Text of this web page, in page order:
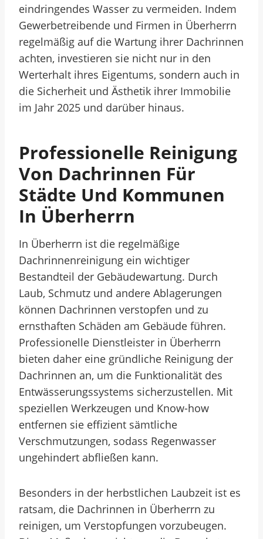
eindringendes Wasser zu vermeiden. Indem
Gewerbetreibende und Firmen in Überherrn
regelmäßig auf die Wartung ihrer Dachrinnen
achten, investieren sie nicht nur in den
Werterhalt ihres Eigentums, sondern auch in
die Sicherheit und Ästhetik ihrer Immobilie
im Jahr 2025 und darüber hinaus.
Professionelle Reinigung
Von Dachrinnen Für
Städte Und Kommunen
In Überherrn
In Überherrn ist die regelmäßige
Dachrinnenreinigung ein wichtiger
Bestandteil der Gebäudewartung. Durch
Laub, Schmutz und andere Ablagerungen
können Dachrinnen verstopfen und zu
ernsthaften Schäden am Gebäude führen.
Professionelle Dienstleister in Überherrn
bieten daher eine gründliche Reinigung der
Dachrinnen an, um die Funktionalität des
Entwässerungssystems sicherzustellen. Mit
speziellen Werkzeugen und Know-how
entfernen sie effizient sämtliche
Verschmutzungen, sodass Regenwasser
ungehindert abfließen kann.
Besonders in der herbstlichen Laubzeit ist es
ratsam, die Dachrinnen in Überherrn zu
reinigen, um Verstopfungen vorzubeugen.